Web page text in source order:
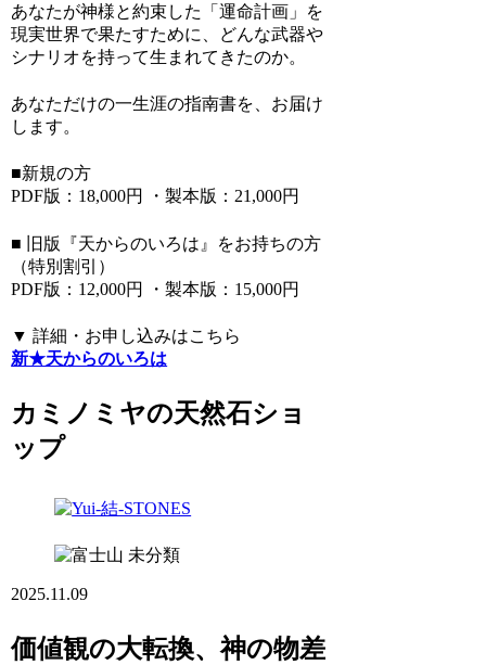
あなたが神様と約束した「運命計画」を
現実世界で果たすために、どんな武器や
シナリオを持って生まれてきたのか。
あなただけの一生涯の指南書を、お届け
します。
■新規の方
PDF版：18,000円 ・製本版：21,000円
■ 旧版『天からのいろは』をお持ちの方
（特別割引）
PDF版：12,000円 ・製本版：15,000円
▼ 詳細・お申し込みはこちら
新★天からのいろは
カミノミヤの天然石ショ
ップ
未分類
2025.11.09
価値観の大転換、神の物差